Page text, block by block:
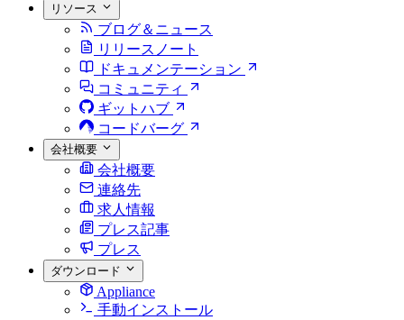
リソース
ブログ＆ニュース
リリースノート
ドキュメンテーション
コミュニティ
ギットハブ
コードバーグ
会社概要
会社概要
連絡先
求人情報
プレス記事
プレス
ダウンロード
Appliance
手動インストール